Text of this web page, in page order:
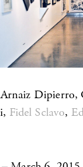
Fidel Sclavo,